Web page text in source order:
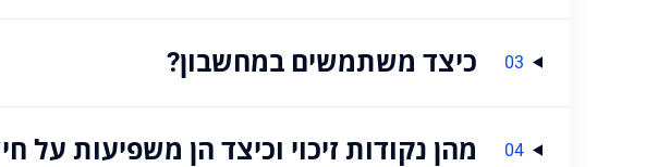
03 כיצד משתמשים במחשבון?
04 מהן נקודות זיכוי וכיצד הן משפיעות על